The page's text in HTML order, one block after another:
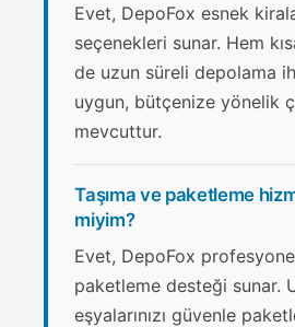
Evet, DepoFox esnek
seçenekleri sunar. Hem
de uzun süreli depolama
uygun, bütçenize yönelik
mevcuttur.
Taşıma ve paketleme
miyim?
Evet, DepoFox
paketleme desteği sunar.
eşyalarınızı güvenle